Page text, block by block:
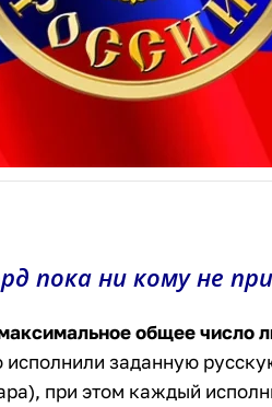
пока ни кому не
общее число
заданную
при этом каждый